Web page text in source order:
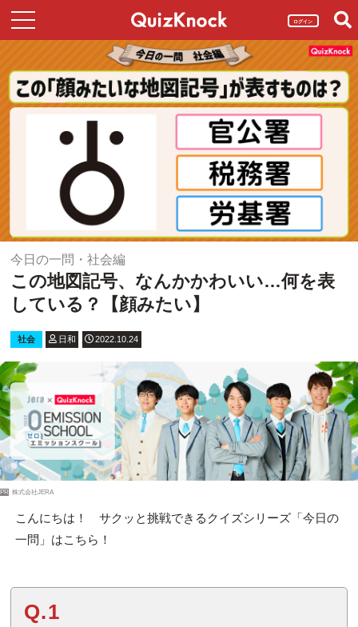
ログイン
今日の一問・社会編
この地図記号、なんかかわいい…何を表
している？【顔みたい】
社会 日和 2022.10.24
PR 株式会社JERA
こんにちは！ サクッと挑戦できるクイズシリーズ「今日の
一問」はこちら！
Q.1